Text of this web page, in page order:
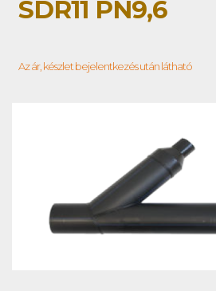
SDR11 PN9,6
Az ár, készlet bejelentkezés után látható